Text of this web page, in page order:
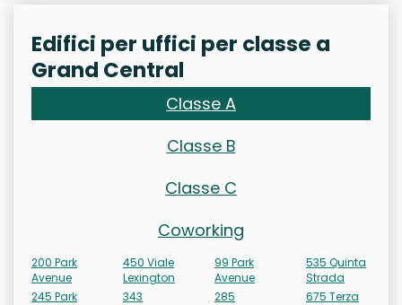
Edifici per uffici per classe a
Grand Central
Classe A
Classe B
Classe C
Coworking
200 Park
Avenue
245 Park
450 Viale
Lexington
343
99 Park
Avenue
285
535 Quinta
Strada
675 Terza